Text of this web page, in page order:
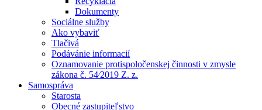
Dokumenty
Sociálne služby
Ako vybaviť
Tlačivá
Podávánie informacií
Oznamovanie protispoločenskej činnosti v zmysle
zákona č. 54⁄2019 Z. z.
Samospráva
Starosta
Obecné zastupiteľstvo